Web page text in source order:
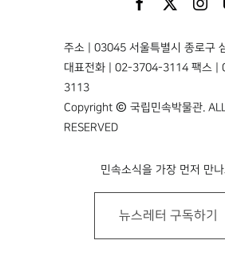
주소 | 03045 서울특별시 종로구
대표전화 | 02-3704-3114 팩스 |
3113
Copyright © 국립민속박물관.
RESERVED
민속소식을 가장 먼저 만
뉴스레터 구독하기